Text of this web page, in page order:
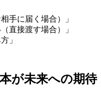
手に届く場合）」
直接渡す場合）」
」
が未来への期待